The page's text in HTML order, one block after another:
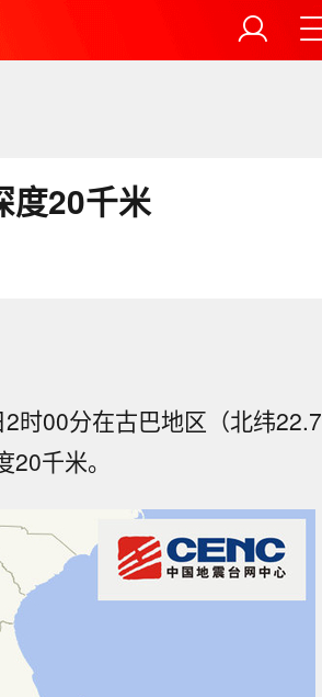
度20千米
时00分在古巴地区（北纬22.7
千米。